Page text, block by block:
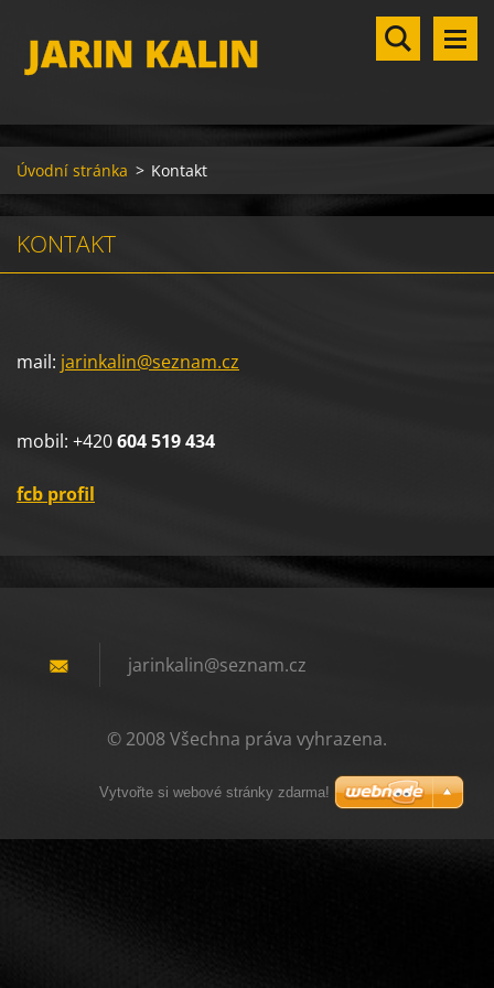
JARIN KALIN
Úvodní stránka > Kontakt
KONTAKT
mail: jarinkalin@seznam.cz
mobil: +420604 519 434
fcb profil
jarinkalin@seznam.cz
© 2008 Všechna práva vyhrazena.
Vytvořte si webové stránky zdarma!